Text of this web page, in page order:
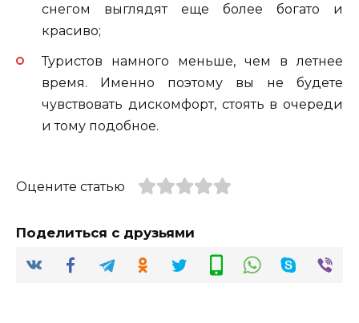
снегом выглядят еще более богато и
красиво;
Туристов намного меньше, чем в летнее
время. Именно поэтому вы не будете
чувствовать дискомфорт, стоять в очереди
и тому подобное.
Оцените статью
Поделиться с друзьями